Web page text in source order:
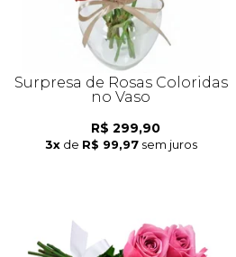
Surpresa de Rosas Coloridas
no Vaso
R$ 299,90
3x de R$ 99,97 sem juros